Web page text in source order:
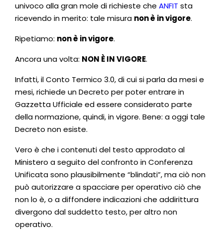
univoco alla gran mole di richieste che ANFIT sta
ricevendo in merito: tale misura non è in vigore.
Ripetiamo: non è in vigore.
Ancora una volta: NON È IN VIGORE.
Infatti, il Conto Termico 3.0, di cui si parla da mesi e
mesi, richiede un Decreto per poter entrare in
Gazzetta Ufficiale ed essere considerato parte
della normazione, quindi, in vigore. Bene: a oggi tale
Decreto non esiste.
Vero è che i contenuti del testo approdato al
Ministero a seguito del confronto in Conferenza
Unificata sono plausibilmente “blindati”, ma ciò non
può autorizzare a spacciare per operativo ciò che
non lo è, o a diffondere indicazioni che addirittura
divergono dal suddetto testo, per altro non
operativo.